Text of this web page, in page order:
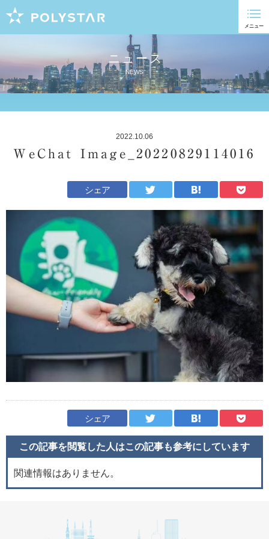
ニュース
NEWS
2022.10.06
WeChat Image_20220829114016
シェア
シェア
この記事を閲覧した人はこの記事も参考にしています
関連情報はありません。